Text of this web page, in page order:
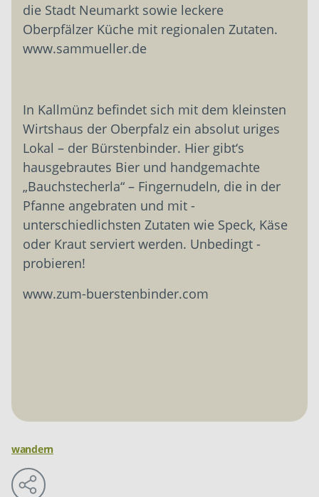
die Stadt Neumarkt sowie leckere
Oberpfälzer Küche mit regionalen Zutaten.
www.sammueller.de
In Kallmünz befindet sich mit dem kleinsten
Wirtshaus der Oberpfalz ein absolut uriges
Lokal – der Bürstenbinder. Hier gibt‘s
hausgebrautes Bier und handgemachte
„Bauchstecherla“ – Fingernudeln, die in der
Pfanne angebraten und mit ­
unterschiedlichsten Zutaten wie Speck, ­Käse
oder Kraut serviert werden. ­Unbedingt ­
probieren!
www.zum-buerstenbinder.com
wandern